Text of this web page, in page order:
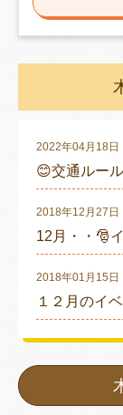
2022年04月18日
😊交通ルー
2018年12月27日
12月・・🎅
2018年01月15日
１２月のイ